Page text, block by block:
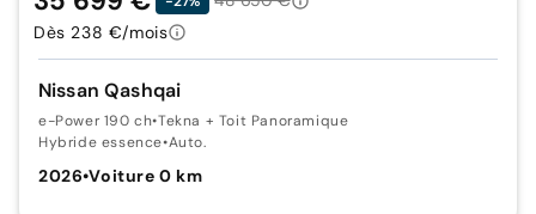
Nissan Qashqai
e-Power 190 ch•Tekna + Toit Panoramique
Hybride essence•Auto.
2026•Voiture 0 km
Dès 238 €/mois